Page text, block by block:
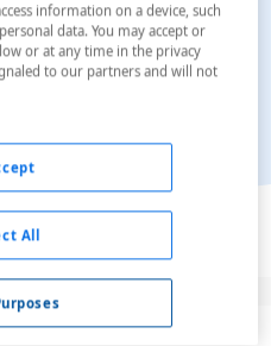
mapa
information on a device, such
data. You may accept or
or at any time in the privacy
to our partners and will not
All